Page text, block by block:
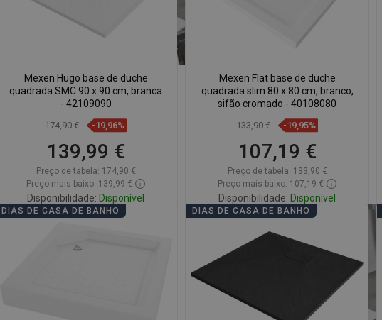
Mexen Hugo base de duche
quadrada SMC 90 x 90 cm, branca
- 42109090
174,90 € -19,96%
139,99 €
Preço de tabela: 174,90 €
Preço mais baixo: 139,99 €
Disponibilidade: Disponível
Mexen Flat base de duche
quadrada slim 80 x 80 cm, branco,
sifão cromado - 40108080
133,90 € -19,95%
107,19 €
Preço de tabela: 133,90 €
Preço mais baixo: 107,19 €
Disponibilidade: Disponível
Favoritos
Comparar
DIAS DE CASA DE BANHO DIAS DE CASA DE BANHO